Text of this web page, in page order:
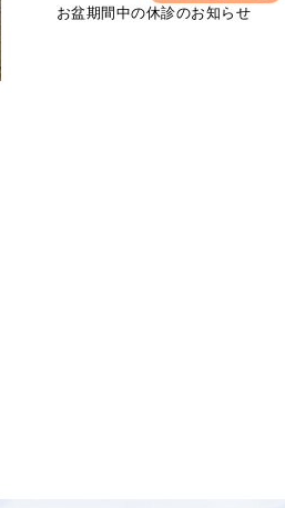
お盆期間中の休診のお知らせ